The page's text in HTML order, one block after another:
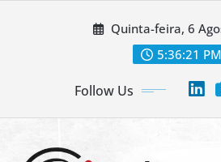
Quinta-feira, 6
5:36:22 PM
Follow Us